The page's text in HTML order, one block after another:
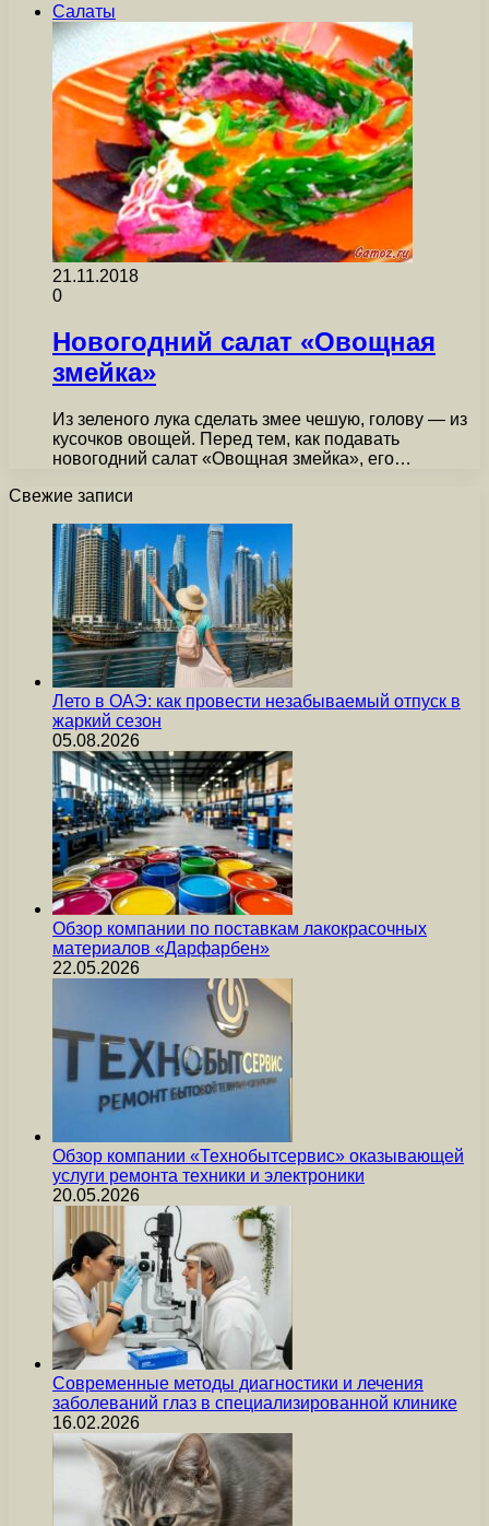
Салаты
21.11.2018
0
Новогодний салат «Овощная
змейка»
Из зеленого лука сделать змее чешую, голову — из
кусочков овощей. Перед тем, как подавать
новогодний салат «Овощная змейка», его…
Свежие записи
Лето в ОАЭ: как провести незабываемый отпуск в
жаркий сезон
05.08.2026
Обзор компании по поставкам лакокрасочных
материалов «Дарфарбен»
22.05.2026
Обзор компании «Технобытсервис» оказывающей
услуги ремонта техники и электроники
20.05.2026
Современные методы диагностики и лечения
заболеваний глаз в специализированной клинике
16.02.2026